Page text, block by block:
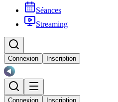
Séances
Streaming
Connexion Inscription
Connexion Inscription